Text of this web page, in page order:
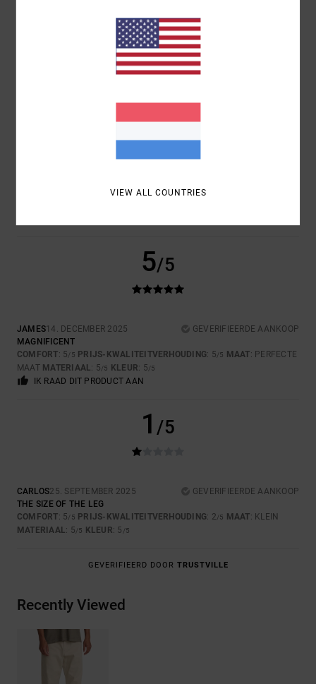
PRIJS-KWALITEITVERHOUDING
3.5
5/5
JAMES14. DECEMBER 2025
GEVERIFIEERDE AANKOOP
MAGNIFICENT
COMFORT: 5/5 PRIJS-KWALITEITVERHOUDING: 5/5 MAAT: PERFECTE
MAAT MATERIAAL: 5/5 KLEUR: 5/5
IK RAAD DIT PRODUCT AAN
1 /5
CARLOS25. SEPTEMBER 2025
GEVERIFIEERDE AANKOOP
THE SIZE OF THE LEG
COMFORT: 5/5 PRIJS-KWALITEITVERHOUDING: 2/5 MAAT: KLEIN
MATERIAAL: 5/5 KLEUR: 5 /5
GEVERIFIEERD DOOR TRUSTVILLE
Recently Viewed
VIEW ALL COUNTRIES